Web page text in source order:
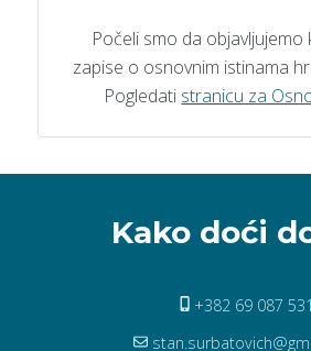
Počeli smo da objavljujemo
zapise o osnovnim istinama
Pogledati stranicu za
Kako doći
+382 69 087 531